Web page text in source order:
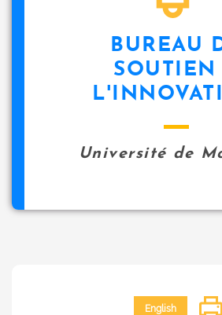
BUREAU
SOUTIEN
Université de
English